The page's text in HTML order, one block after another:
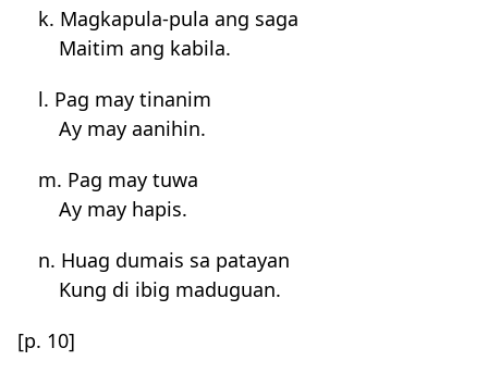
k. Magkapula-pula ang saga
Maitim ang kabila.
l. Pag may tinanim
Ay may aanihin.
m. Pag may tuwa
Ay may hapis.
n. Huag dumais sa patayan
Kung di ibig maduguan.
[p. 10]